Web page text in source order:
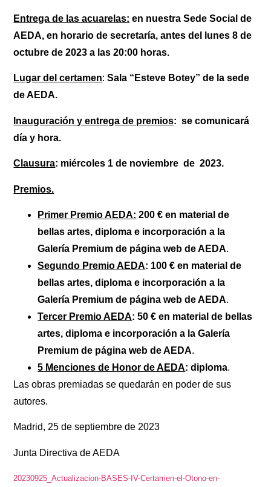
Entrega de las acuarelas: en nuestra Sede Social de
AEDA,en horario de secretaría, antes del lunes 8 de
octubre de 2023 a las 20:00 horas.
Lugar del certamen:Sala “Esteve Botey” de la sede
de AEDA.
Inauguración y entrega de premios: se comunicará
día y hora.
Clausura: miércoles 1 de noviembre de 2023.
Premios.
Primer Premio AEDA: 200 € en material de
bellas artes, diplomae incorporación a la
Galería Premium de página web de AEDA.
Segundo Premio AEDA: 100 € en material de
bellas artes, diploma e incorporación a la
Galería Premium de página web de AEDA.
Tercer Premio AEDA: 50 € en material de bellas
artes, diploma e incorporación a la Galería
Premium de página web de AEDA.
5 Menciones de Honor de AEDA: diploma.
Las obras premiadas se quedarán en poder de sus
autores.
Madrid, 25 de septiembre de 2023
Junta Directiva de AEDA
20230925_Actualizacion-BASES-IV-Certamen-el-Otono-en-